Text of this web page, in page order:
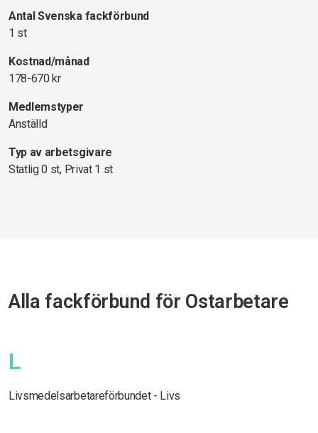
Antal Svenska fackförbund
1 st
Kostnad/månad
178-670 kr
Medlemstyper
Anställd
Typ av arbetsgivare
Statlig 0 st, Privat 1 st
Alla fackförbund för Ostarbetare
L
Livsmedelsarbetareförbundet - Livs